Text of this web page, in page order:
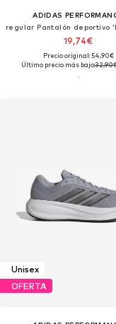
ADIDAS
19,74€
Precio original: 54,90€
Último precio más bajo:
Unisex
OFERTA